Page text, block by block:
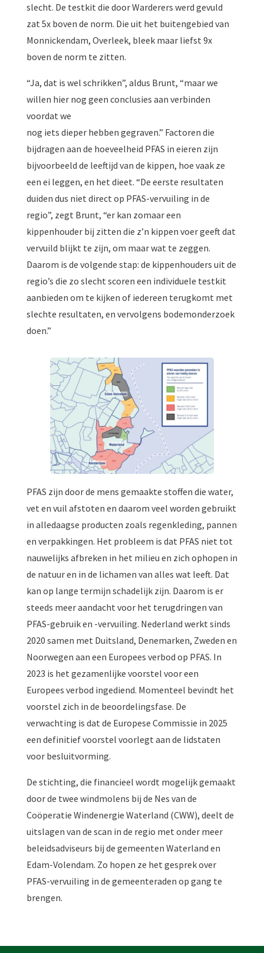
slecht. De testkit die door Warderers werd gevuld
zat 5x boven de norm. Die uit het buitengebied van
Monnickendam, Overleek, bleek maar liefst 9x
boven de norm te zitten.
“Ja, dat is wel schrikken”, aldus Brunt, “maar we
willen hier nog geen conclusies aan verbinden
voordat we
nog iets dieper hebben gegraven.” Factoren die
bijdragen aan de hoeveelheid PFAS in eieren zijn
bijvoorbeeld de leeftijd van de kippen, hoe vaak ze
een ei leggen, en het dieet. “De eerste resultaten
duiden dus niet direct op PFAS-vervuiling in de
regio”, zegt Brunt, “er kan zomaar een
kippenhouder bij zitten die z’n kippen voer geeft dat
vervuild blijkt te zijn, om maar wat te zeggen.
Daarom is de volgende stap: de kippenhouders uit de
regio’s die zo slecht scoren een individuele testkit
aanbieden om te kijken of iedereen terugkomt met
slechte resultaten, en vervolgens bodemonderzoek
doen.”
PFAS zijn door de mens gemaakte stoffen die water,
vet en vuil afstoten en daarom veel worden gebruikt
in alledaagse producten zoals regenkleding, pannen
en verpakkingen. Het probleem is dat PFAS niet tot
nauwelijks afbreken in het milieu en zich ophopen in
de natuur en in de lichamen van alles wat leeft. Dat
kan op lange termijn schadelijk zijn. Daarom is er
steeds meer aandacht voor het terugdringen van
PFAS-gebruik en -vervuiling. Nederland werkt sinds
2020 samen met Duitsland, Denemarken, Zweden en
Noorwegen aan een Europees verbod op PFAS. In
2023 is het gezamenlijke voorstel voor een
Europees verbod ingediend. Momenteel bevindt het
voorstel zich in de beoordelingsfase. De
verwachting is dat de Europese Commissie in 2025
een definitief voorstel voorlegt aan de lidstaten
voor besluitvorming.
De stichting, die financieel wordt mogelijk gemaakt
door de twee windmolens bij de Nes van de
Coöperatie Windenergie Waterland (CWW), deelt de
uitslagen van de scan in de regio met onder meer
beleidsadviseurs bij de gemeenten Waterland en
Edam-Volendam. Zo hopen ze het gesprek over
PFAS-vervuiling in de gemeenteraden op gang te
brengen.